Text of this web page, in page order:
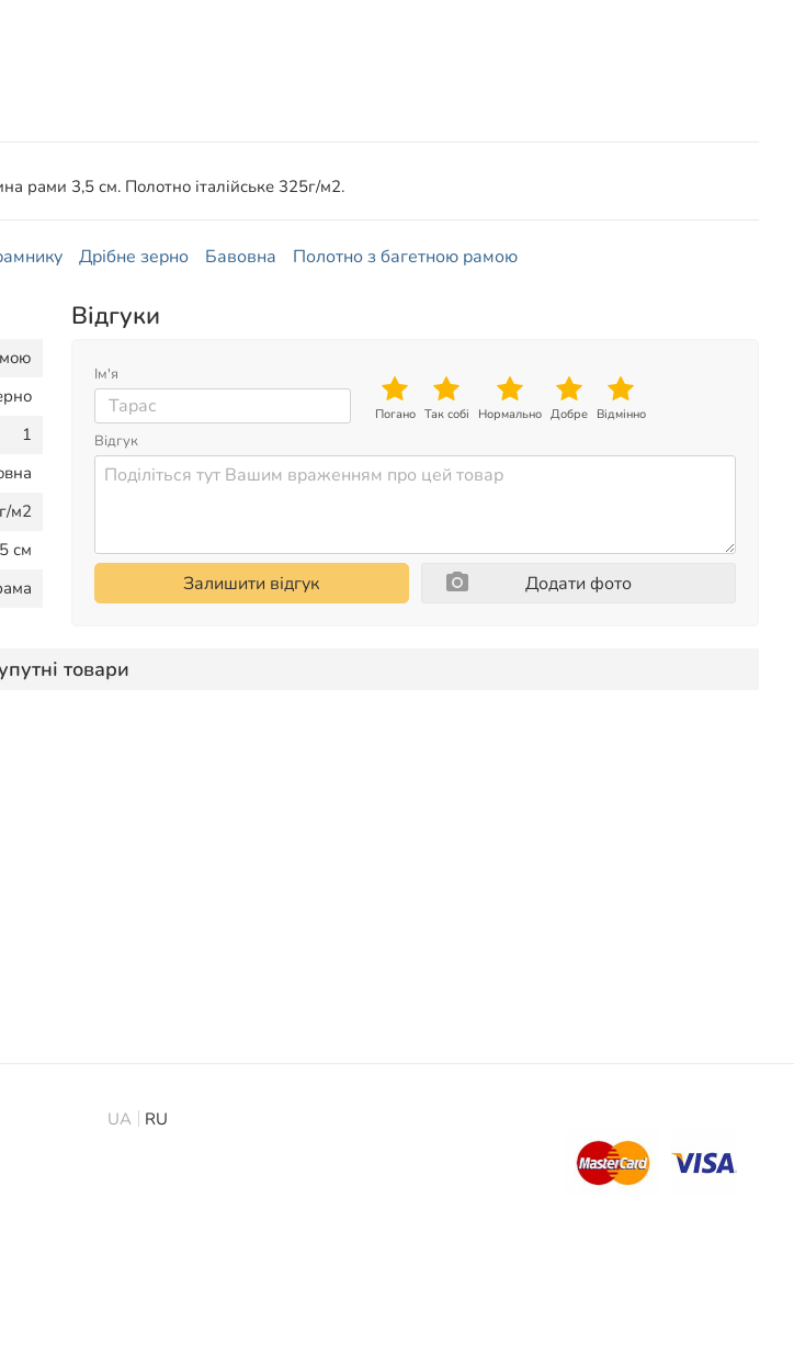
рами 3,5 см. Полотно італійське 325г/м2.
Дрібне зерно Бавовна Полотно з багетною рамою
1
м2
см
Відгуки
Ім'я
Відмінно
Добре
Нормально
Так собі
Погано
Відгук
Залишити відгук Додати фото
товари
UA RU